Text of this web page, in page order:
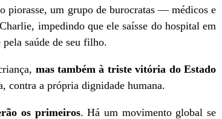
piorasse, um grupo de burocratas — médicos e
impedindo que ele saísse do hospital em
saúde de seu filho.
mas também à triste vitória do Estado
contra a própria dignidade humana.
os primeiros. Há um movimento global se